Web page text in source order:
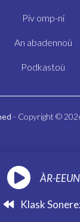
ÀR-EEUN
Klask
Piv omp-ni
An abadennoù
Podkastoù
- Copyright ©